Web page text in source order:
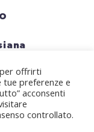
gigantesca
KANYE
offrirti
preferenze e
acconsenti
controllato.